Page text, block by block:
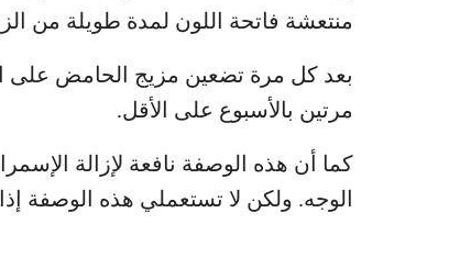
منتعشة فاتحة اللون لمدة طويلة من
بعد كل مرة تضعين مزيج الحامض على
مرتين بالأسبوع على الأقل.
كما أن هذه الوصفة نافعة لإزالة
الوجه. ولكن لا تستعملي هذه الوصفة